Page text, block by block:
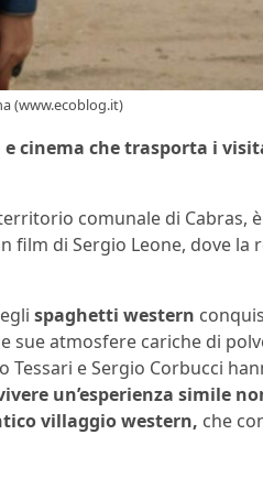
(www.ecoblog.it)
cinema che trasporta i
comunale di Cabras,
film di Sergio Leone, dove la
spaghetti western
atmosfere cariche di
Tessari e Sergio Corbucci
un’esperienza simile
villaggio western, che